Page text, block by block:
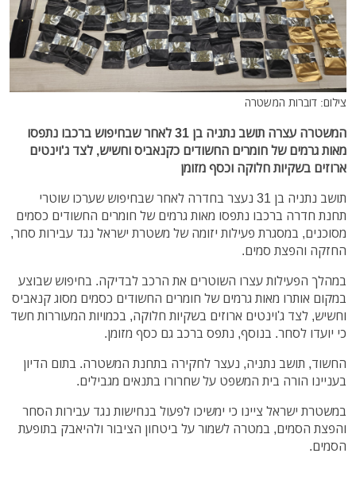
צילום: דוברות המשטרה
המשטרה עצרה תושב נתניה בן 31 לאחר שבחיפוש ברכבו נתפסו
מאות גרמים של חומרים החשודים כקנאביס וחשיש, לצד ג'וינטים
ארוזים בשקיות חלוקה וכסף מזומן
תושב נתניה בן 31 נעצר בחדרה לאחר שבחיפוש שערכו שוטרי
תחנת חדרה ברכבו נתפסו מאות גרמים של חומרים החשודים כסמים
מסוכנים, במסגרת פעילות יזומה של משטרת ישראל נגד עבירות סחר,
החזקה והפצת סמים.
במהלך הפעילות עצרו השוטרים את הרכב לבדיקה. בחיפוש שבוצע
במקום אותרו מאות גרמים של חומרים החשודים כסמים מסוג קנאביס
וחשיש, לצד ג'וינטים ארוזים בשקיות חלוקה, בכמויות המעוררות חשד
כי יועדו לסחר. בנוסף, נתפס ברכב גם כסף מזומן.
החשוד, תושב נתניה, נעצר לחקירה בתחנת המשטרה. בתום הדיון
בעניינו הורה בית המשפט על שחרורו בתנאים מגבילים.
במשטרת ישראל ציינו כי ימשיכו לפעול בנחישות נגד עבירות הסחר
והפצת הסמים, במטרה לשמור על ביטחון הציבור ולהיאבק בתופעת
הסמים.